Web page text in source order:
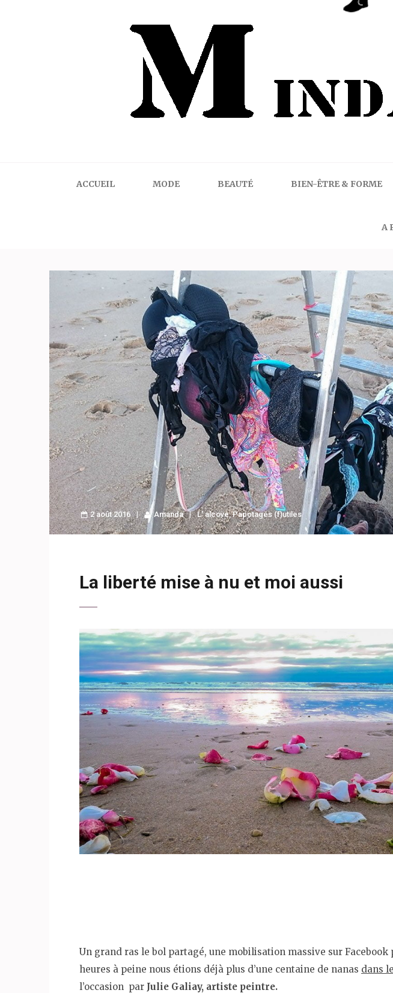
ACCUEIL MODE BEAUTÉ BIEN-ÊTRE & FORME
A
2 août 2016 Amanda L' alcove,Papotages (f)utiles
La liberté mise à nu et moi aussi
Un grand ras le bol partagé, une mobilisation massive sur Facebook
heures à peine nous étions déjà plus d’une centaine de nanas dans
l’occasion par Julie Galiay, artiste peintre.